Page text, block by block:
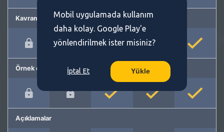
Kavram önerme
Örnek cümleler
Açıklamalar
Mobil uygulamada kullanım
daha kolay. Google Play'e
yönlendirilmek ister misiniz?
İptal Et Yükle